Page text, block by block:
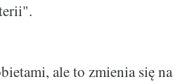
ale to zmienia się na